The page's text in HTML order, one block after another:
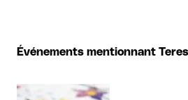
Événements mentionnant